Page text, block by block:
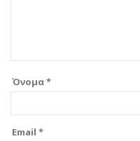
Όνομα*
Email *